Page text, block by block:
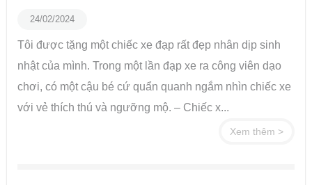
24/02/2024
Tôi được tặng một chiếc xe đạp rất đẹp nhân dịp sinh
nhật của mình. Trong một lần đạp xe ra công viên dạo
chơi, có một cậu bé cứ quẩn quanh ngắm nhìn chiếc xe
với vẻ thích thú và ngưỡng mộ. – Chiếc x...
Xem thêm >